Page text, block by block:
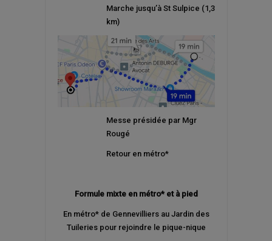
Marche jusqu’à St Sulpice (1,3
km)
Messe présidée par Mgr
Rougé
Retour en métro*
Formule mixte en métro* et à pied
En métro* de Gennevilliers au Jardin des
Tuileries pour rejoindre le pique-nique